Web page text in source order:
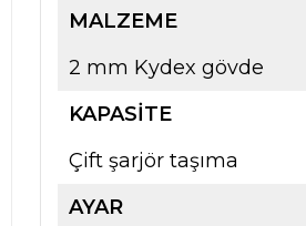
MALZEME
2 mm Kydex gövde
KAPASITE
Çift şarjör taşıma
AYAR